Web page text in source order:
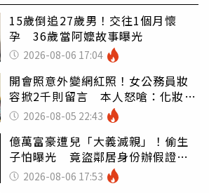
15歲倒追27歲男！交往1個月懷
孕 36歲當阿嬤故事曝光
2026-08-06 17:04
開會照意外變網紅照！女公務員妝
容掀2千則留言 本人怒嗆：化妝有
錯嗎2026-08-05 22:43
億萬富豪遭兒「大義滅親」！偷生
子怕曝光 竟盜鄰居身份辦假證落
戶 2026-08-06 17:53